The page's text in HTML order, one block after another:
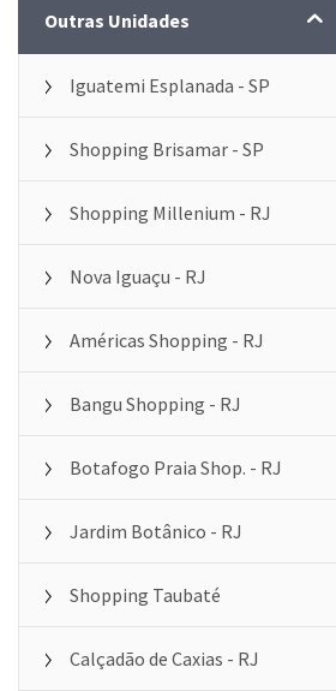
AGENDE UMA AVALIAÇÃO GRÁTIS
Outras Unidades
Iguatemi Esplanada - SP
Shopping Brisamar - SP
Shopping Millenium - RJ
Nova Iguaçu - RJ
Américas Shopping - RJ
Bangu Shopping - RJ
Botafogo Praia Shop. - RJ
Jardim Botânico - RJ
Shopping Taubaté
Calçadão de Caxias - RJ